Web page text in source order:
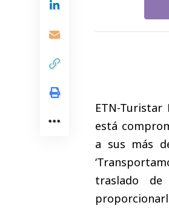
ETN-
está
a sus más
traslado